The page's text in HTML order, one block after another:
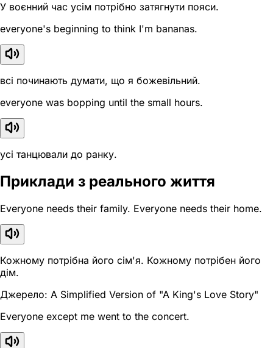
У воєнний час усім потрібно затягнути пояси.
everyone's beginning to think I'm bananas.
всі починають думати, що я божевільний.
everyone was bopping until the small hours.
усі танцювали до ранку.
Приклади з реального життя
Everyone needs their family. Everyone needs their home.
Кожному потрібна його сім'я. Кожному потрібен його
дім.
Джерело: A Simplified Version of "A King's Love Story"
Everyone except me went to the concert.